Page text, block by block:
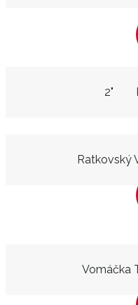
2"
Ratkovský
Vomáčka